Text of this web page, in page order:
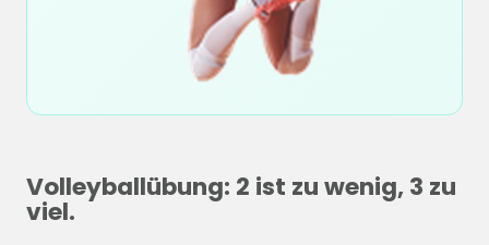
Volleyballübung: 2 ist zu wenig, 3 zu
viel.